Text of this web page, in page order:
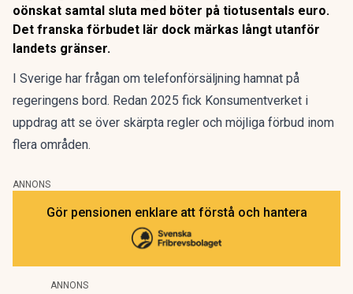
oönskat samtal sluta med böter på tiotusentals euro.
Det franska förbudet lär dock märkas långt utanför
landets gränser.
I Sverige har frågan om telefonförsäljning hamnat på
regeringens bord. Redan 2025 fick Konsumentverket i
uppdrag att se över skärpta regler och möjliga förbud inom
flera områden.
ANNONS
Gör pensionen enklare att förstå och hantera
ANNONS